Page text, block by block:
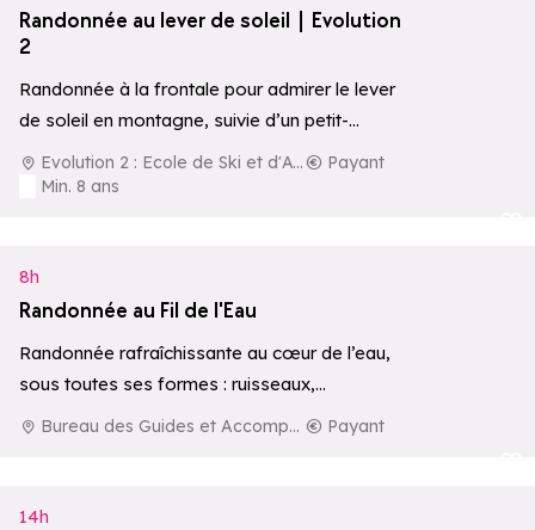
Randonnée au lever de soleil | Evolution
2
Randonnée à la frontale pour admirer le lever
de soleil en montagne, suivie d’un petit-
déjeuner local en pleine nature.
Evolution 2 : Ecole de Ski et d'Aventure
Payant
Min. 8 ans
8h
Randonnée au Fil de l'Eau
Randonnée rafraîchissante au cœur de l’eau,
sous toutes ses formes : ruisseaux,
cascades, lacs ou rivières.
Bureau des Guides et Accompagnateurs de La Rosière
Payant
14h